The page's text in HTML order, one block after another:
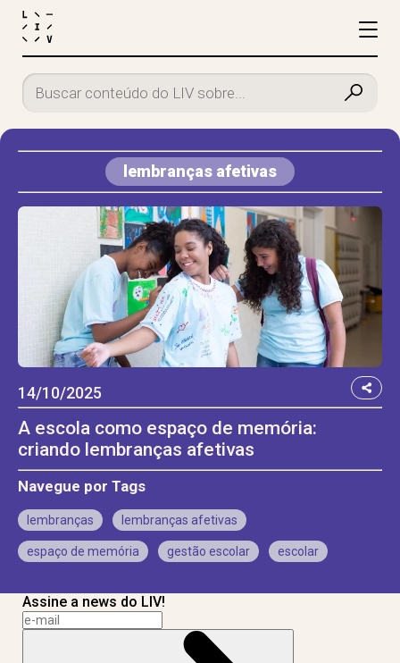
lembranças afetivas
14/10/2025
A escola como espaço de memória:
criando lembranças afetivas
Navegue por Tags
lembranças lembranças afetivas
espaço de memória gestão escolar escolar
Assine a news do LIV!